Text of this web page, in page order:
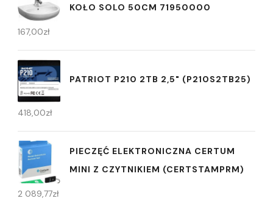
KOŁO SOLO 50CM 71950000
167,00zł
PATRIOT P210 2TB 2,5" (P210S2TB25)
418,00zł
PIECZĘĆ ELEKTRONICZNA CERTUM
MINI Z CZYTNIKIEM (CERTSTAMPRM)
2 089,77zł